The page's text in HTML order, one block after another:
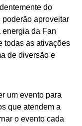
do
aproveitar
energia da Fan
todas as ativações
de diversão e
um evento para
que atendem a
o evento cada